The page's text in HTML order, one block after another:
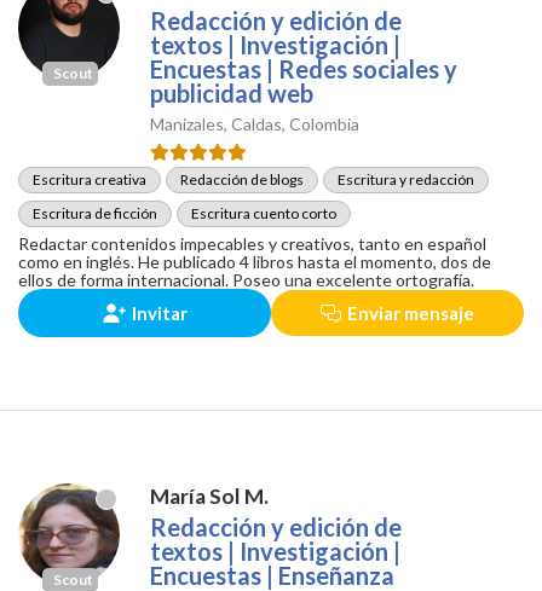
Scout
Redacción y edición de
textos | Investigación |
Encuestas | Redes sociales y
publicidad web
Manizales, Caldas, Colombia
Escritura creativa Redacción de blogs
Escritura y redacción
Escritura de ficción
Escritura cuento corto
Redactar contenidos impecables y creativos, tanto en español
como en inglés. He publicado 4 libros hasta el momento, dos de
ellos de forma internacional. Poseo una excelente ortografía.
Invitar Enviar mensaje
Scout
María Sol M.
Redacción y edición de
textos | Investigación |
Encuestas | Enseñanza